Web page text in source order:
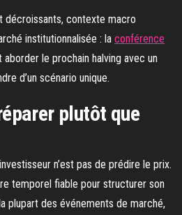
décroissants, contexte macro
institutionnalisée : la conférence
le prochain halving avec un
d’un scénario unique.
plutôt que
n’est pas de prédire le prix.
temporel fiable pour structurer son
plupart des événements de marché,